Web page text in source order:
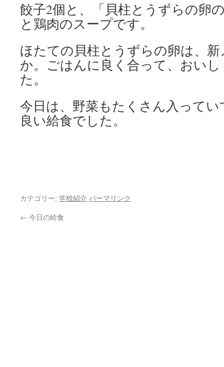
餃子2個と、「貝柱とうずらの卵
と鶏肉のスープです。
ほたての貝柱とうずらの卵は、
か。ごはんに良く合って、おい
た。
今日は、野菜もたくさん入って
良い給食でした。
カテゴリー: 学校紹介 パーマリンク
← 今日の給食